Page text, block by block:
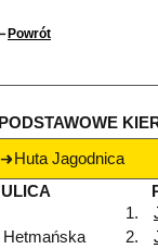
Powrót
PODSTAWOWE
Huta Jagodnica
ULICA
1.
Hetmańska
2.